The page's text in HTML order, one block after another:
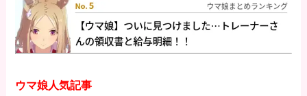
ウマ娘人気記事